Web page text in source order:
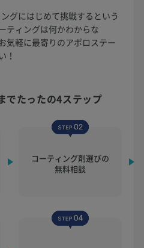
グにはじめて挑戦するという
ティングは何かわからな
軽に最寄りのアポロステー
！
でたったの4ステップ
コーティング剤選びの
無料相談